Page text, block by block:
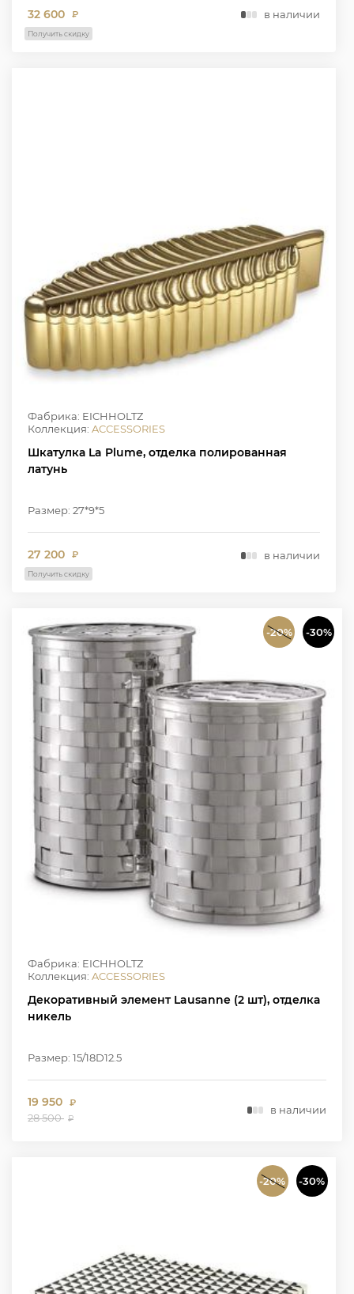
32 600 ₽ в наличии
Получить скидку
Фабрика: EICHHOLTZ
Коллекция: ACCESSORIES
Шкатулка La Plume, отделка полированная
латунь
Размер: 27*9*5
27 200 ₽ в наличии
Получить скидку
-20% -30%
Фабрика: EICHHOLTZ
Коллекция: ACCESSORIES
Декоративный элемент Lausanne (2 шт), отделка
никель
Размер: 15/18D12.5
19 950 ₽
28 500 ₽
в наличии
-20% -30%